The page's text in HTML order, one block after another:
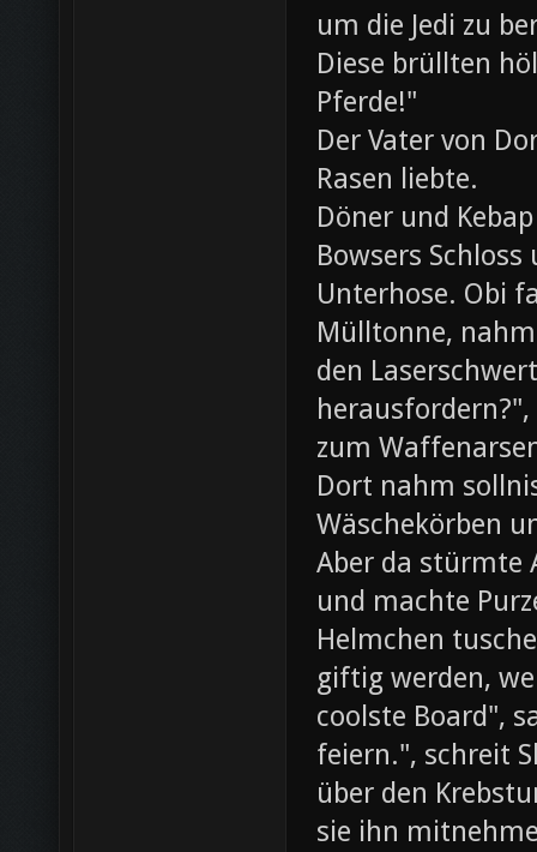
um die Jedi zu
Diese brüllten
Pferde!"
Der Vater von
Rasen liebte.
Döner und
Bowsers
Unterhose. Obi
Mülltonne,
den
zum
Dort nahm
Wäschekörben
Aber da stürmte
und machte
Helmchen
giftig werden,
coolste Board",
feiern.", schreit
über den
sie ihn